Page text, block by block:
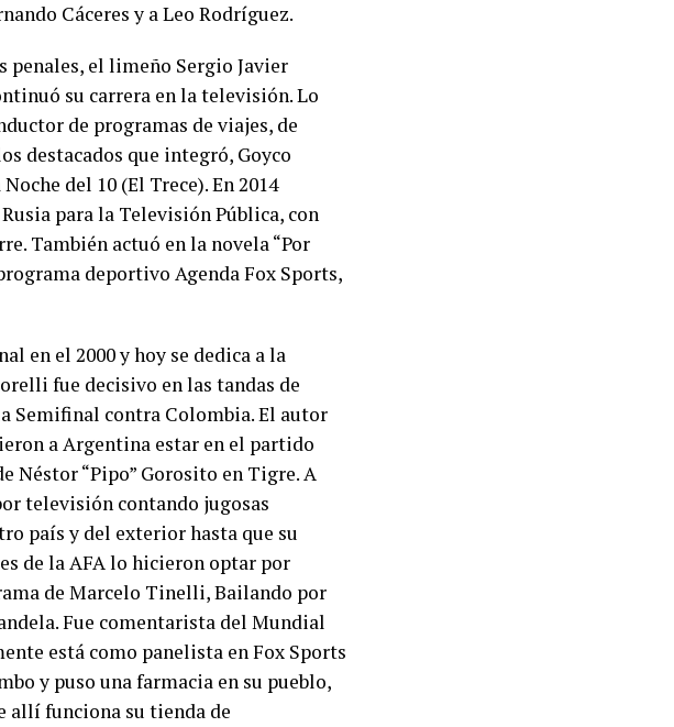
Cáceres y a Leo Rodríguez.
penales, el limeño Sergio Javier
su carrera en la televisión. Lo
de programas de viajes, de
destacados que integró, Goyco
del 10 (El Trece). En 2014
para la Televisión Pública, con
También actuó en la novela “Por
deportivo Agenda Fox Sports,
en el 2000 y hoy se dedica a la
fue decisivo en las tandas de
Semifinal contra Colombia. El autor
a Argentina estar en el partido
Néstor “Pipo” Gorosito en Tigre. A
televisión contando jugosas
país y del exterior hasta que su
de la AFA lo hicieron optar por
de Marcelo Tinelli, Bailando por
Fue comentarista del Mundial
está como panelista en Fox Sports
y puso una farmacia en su pueblo,
allí funciona su tienda de